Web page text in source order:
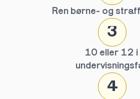
Ren børne- og
3
10 eller 12 i
4